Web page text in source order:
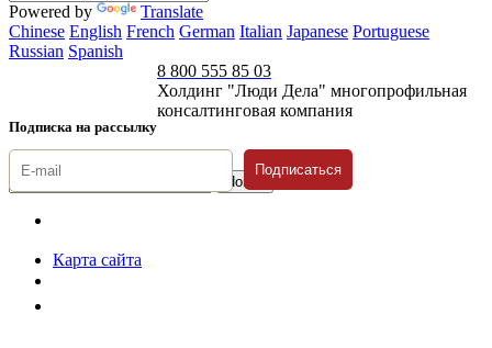
Powered by
Translate
Chinese English French German Italian Japanese Portuguese
Russian Spanish
Подписка на рассылку
8 800 555 85 03
Холдинг "Люди Дела" многопрофильная
консалтинговая компания
Подписаться
Карта сайта